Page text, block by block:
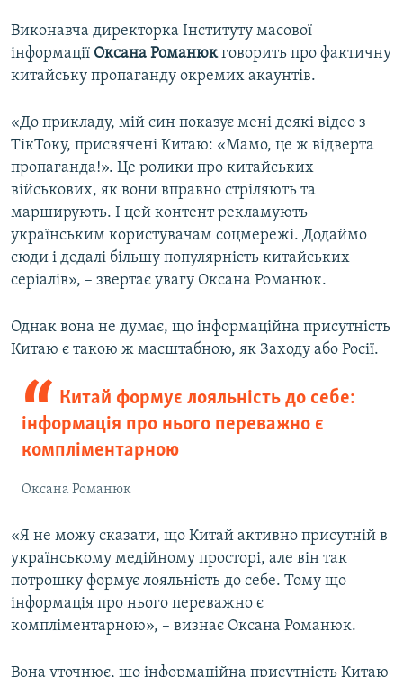
Виконавча директорка Інституту масової
інформації Оксана Романюкговорить про фактичну
китайську пропаганду окремих акаунтів.
«До прикладу, мій син показує мені деякі відео з
ТікТоку, присвячені Китаю: «Мамо, це ж відверта
пропаганда!». Це ролики про китайських
військових, як вони вправно стріляють та
марширують. І цей контент рекламують
українським користувачам соцмережі. Додаймо
сюди і дедалі більшу популярність китайських
серіалів», – звертає увагу Оксана Романюк.
Однак вона не думає, що інформаційна присутність
Китаю є такою ж масштабною, як Заходу або Росії.
Китай формує лояльність до себе:
інформація про нього переважно є
компліментарною
Оксана Романюк
«Я не можу сказати, що Китай активно присутній в
українському медійному просторі, але він так
потрошку формує лояльність до себе. Тому що
інформація про нього переважно є
компліментарною», – визнає Оксана Романюк.
Вона уточнює, що інформаційна присутність Китаю